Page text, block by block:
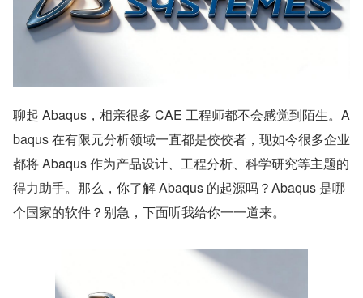
聊起 Abaqus，相亲很多 CAE 工程师都不会感觉到陌生。A
baqus 在有限元分析领域一直都是佼佼者，现如今很多企业
都将 Abaqus 作为产品设计、工程分析、科学研究等主题的
得力助手。那么，你了解 Abaqus 的起源吗？Abaqus 是哪
个国家的软件？别急，下面听我给你一一道来。